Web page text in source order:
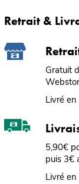
Retrait &
Gratuit
Livré
5,90€
puis 3€
Livré